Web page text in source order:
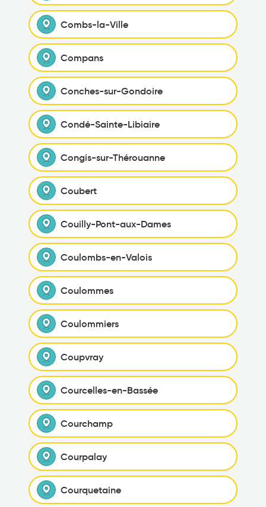
Combs-la-Ville
Compans
Conches-sur-Gondoire
Condé-Sainte-Libiaire
Congis-sur-Thérouanne
Coubert
Couilly-Pont-aux-Dames
Coulombs-en-Valois
Coulommes
Coulommiers
Coupvray
Courcelles-en-Bassée
Courchamp
Courpalay
Courquetaine